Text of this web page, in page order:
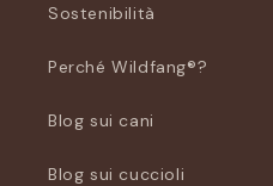
Sostenibilità
Perché Wildfang®?
Blog sui cani
Blog sui cuccioli